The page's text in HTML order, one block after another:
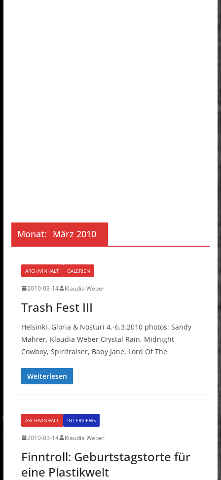
Monat: März 2010
ARCHIVINHALT GALERIEN
2010-03-14 Klaudia Weber
Trash Fest III
Helsinki, Gloria & Nosturi 4.-6.3.2010 photos: Sandy
Mahrer, Klaudia Weber Crystal Rain, Midnight
Cowboy, Spiritraiser, Baby Jane, Lord Of The
Weiterlesen
ARCHIVINHALT INTERVIEWS
2010-03-14 Klaudia Weber
Finntroll: Geburtstagstorte für
eine Plastikwelt